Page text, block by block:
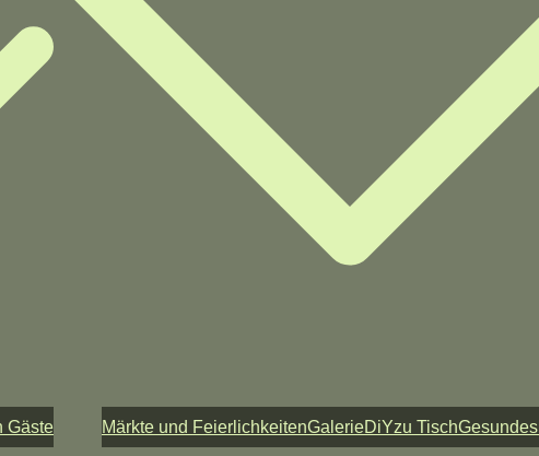
Gäste Märkte und FeierlichkeitenGalerieDiYzu TischGesundes